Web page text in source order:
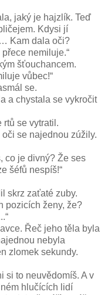
jaký je hajzlík. Teď
Kdysi jí
Kam dala oči?
nemiluje.“
šťouchancem.
vůbec!“
se.
a chystala se vykročit
rtů se vytratil.
oči se najednou zúžily.
co je divný? Že ses
šéfů nespíš!“
skrz zaťaté zuby.
pozicích ženy, že?
Řeč jeho těla byla
nebyla
zlomek sekundy.
si to neuvědomíš. A v
hlučících lidí